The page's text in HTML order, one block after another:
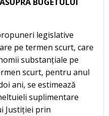
legislative
pe termen scurt, care
substanțiale pe
scurt, pentru anul
ani, se estimează
suplimentare
Justiției prin